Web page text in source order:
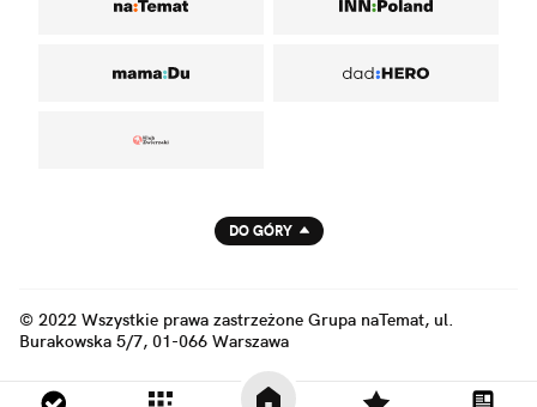
DO GÓRY
© 2022 Wszystkie prawa zastrzeżone Grupa naTemat, ul.
Burakowska 5/7, 01-066 Warszawa